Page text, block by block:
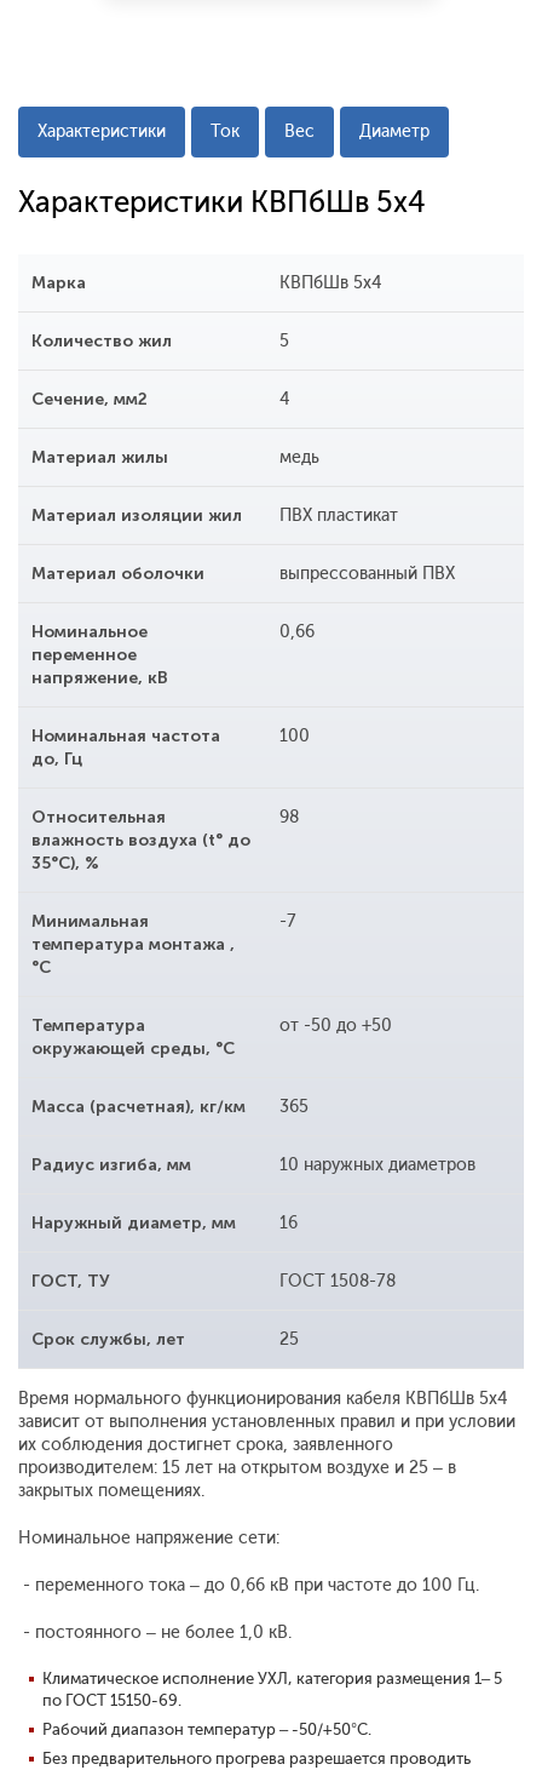
Характеристики Ток Вес Диаметр
Характеристики КВПбШв 5х4
Марка КВПбШв 5х4
Количество жил 5
Сечение, мм2 4
Материал жилы медь
Материал изоляции жил ПВХ пластикат
Материал оболочки выпрессованный ПВХ
Номинальное
переменное
напряжение, кВ
0,66
Номинальная частота
до, Гц
100
Относительная
влажность воздуха (t° до
35°С), %
98
Минимальная
температура монтажа ,
°С
-7
Температура
окружающей среды, °С
от -50 до +50
Масса (расчетная), кг/км 365
Радиус изгиба, мм 10 наружных диаметров
Наружный диаметр, мм 16
ГОСТ, ТУ ГОСТ 1508-78
Срок службы, лет 25
Время нормального функционирования кабеля КВПбШв 5х4
зависит от выполнения установленных правил и при условии
их соблюдения достигнет срока, заявленного
производителем: 15 лет на открытом воздухе и 25 – в
закрытых помещениях.
Номинальное напряжение сети:
- переменного тока – до 0,66 кВ при частоте до 100 Гц.
- постоянного – не более 1,0 кВ.
Климатическое исполнение УХЛ, категория размещения 1– 5
по ГОСТ 15150-69.
Рабочий диапазон температур – -50/+50°С.
Без предварительного прогрева разрешается проводить